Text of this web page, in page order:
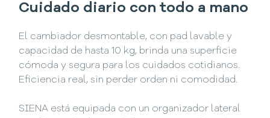
Cuidado diario con todo a mano
El cambiador desmontable, con pad lavable y
capacidad de hasta 10 kg, brinda una superficie
cómoda y segura para los cuidados cotidianos.
Eficiencia real, sin perder orden ni comodidad.
SIENA está equipada con un organizador lateral